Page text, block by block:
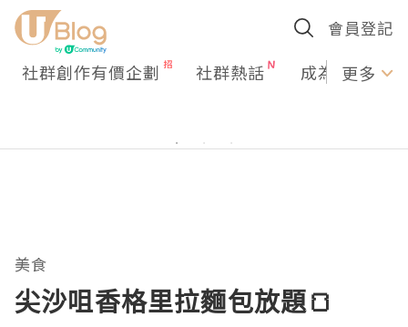
會員登記
社群創作有價企劃 社群熱話 成為U更多
美食
尖沙咀香格里拉麵包放題🍞